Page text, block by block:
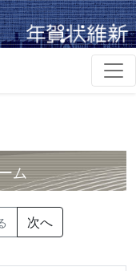
ム
次へ